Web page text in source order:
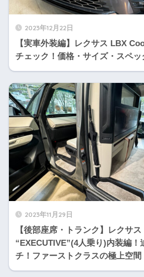
2023年12月22日
【実車外装編】レクサス LBX
チェック！価格・サイズ・スペッ
2023年11月29日
【後部座席・トランク】レクサ
“EXECUTIVE”(4人乗り)内装編！
チ！ファーストクラスの極上空間